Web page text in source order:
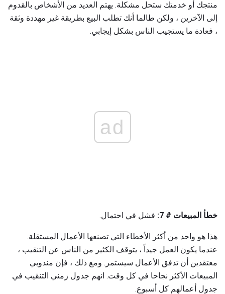
منتجك أو خدمتك ستحل مشكلة. يهتم العديد من الأشخاص بالقدوم
إلى الآخرين ، ولكن طالما أنك تطلب البيع بطريقة غير مهددة وثقة
، فعادة ما يستجيب الناس بشكل إيجابي.
ad
خطأ المبيعات # 7: فشل في احتمال.
هذا هو واحد من أكثر الأخطاء التي تصنعها الأعمال المستقلة.
عندما يكون العمل جيداً ، يتوقف الكثير من الناس عن التنقيب ،
معتقدين أن تدفق الأعمال سيستمر. ومع ذلك ، فإن مندوبي
المبيعات الأكثر نجاحا في كل وقت. انهم جدول زمني التنقيب في
جدول أعمالهم كل أسبوع.